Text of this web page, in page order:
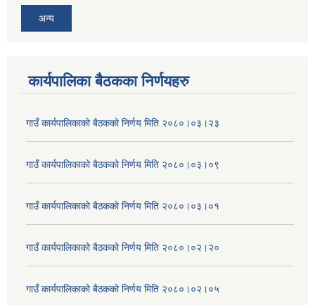
अन्य
कार्यपालिका बैठकका निर्णयहरु
गाउँ कार्यपालिकाको बैठकको निर्णय मिति २०८०।०३।२३
गाउँ कार्यपालिकाको बैठकको निर्णय मिति २०८०।०३।०९
गाउँ कार्यपालिकाको बैठकको निर्णय मिति २०८०।०३।०१
गाउँ कार्यपालिकाको बैठकको निर्णय मिति २०८०।०२।२०
गाउँ कार्यपालिकाको बैठकको निर्णय मिति २०८०।०२।०५